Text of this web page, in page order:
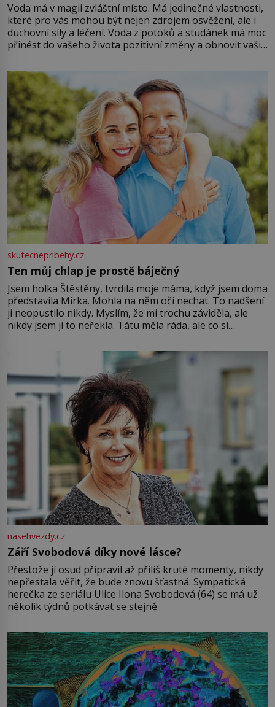
Voda má v magii zvláštní místo. Má jedinečné vlastnosti,
které pro vás mohou být nejen zdrojem osvěžení, ale i
duchovní síly a léčení. Voda z potoků a studánek má moc
přinést do vašeho života pozitivní změny a obnovit vaši
můžete obohatit své rituály a přinést do svého života
větší harmonii a klid. Je důležité
skutecnepribehy.cz
Ten můj chlap je prostě báječný
Jsem holka Štěstěny, tvrdila moje máma, když jsem doma
představila Mirka. Mohla na něm oči nechat. To nadšení
ji neopustilo nikdy. Myslím, že mi trochu záviděla, ale
nikdy jsem jí to neřekla. Tátu měla ráda, ale co si
Jsme spolu moc rádi Tehdy byla jiná doba, když
nasehvezdy.cz
Září Svobodová díky nové lásce?
Přestože jí osud připravil až příliš kruté momenty, nikdy
nepřestala věřit, že bude znovu šťastná. Sympatická
herečka ze seriálu Ulice Ilona Svobodová (64) se má už
několik týdnů potkávat se stejně